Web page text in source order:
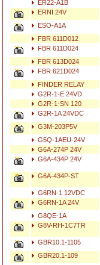
ER22-A1B
ERNI 24V
ESO-A1A
FBR 611D012
FBR 611D024
FBR 613D024
FBR 621D024
FINDER RELAY
G2R-1-E 24VD
G2R-1-SN 120
G2R-1A 24VDC
G3M-203P5V
G5Q-1AEU-24V
G6A-274P 24V
G6A-434P 24V
G6A-434P-ST
G6RN-1 12VDC
G6RN-1A 24V
G8QE-1A
G8V-RH-1C7TR
GBR10.1-1105
GBR20.1-109